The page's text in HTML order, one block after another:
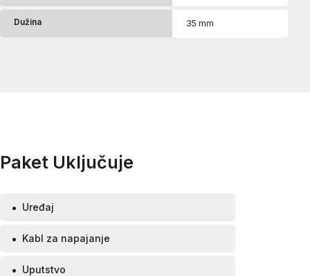
Dužina 35 mm
Paket Uključuje
Uređaj
Kabl za napajanje
Uputstvo